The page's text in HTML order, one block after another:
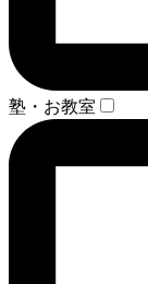
塾・お教室